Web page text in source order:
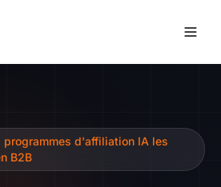
d'affiliation IA les
B2B